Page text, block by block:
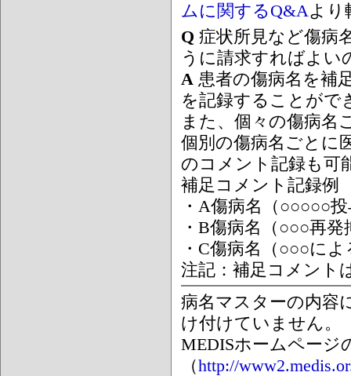
ムに関するQ&Aより
Q 症状所見など傷病
うに請求すればよい
A 患者の傷病名を補
を記録することがで
また、個々の傷病名
個別の傷病名ごとに
のコメント記録も可
補足コメント記録例
・A傷病名（○○○○○
・B傷病名（○○○再
・C傷病名（○○○に
注記：補足コメント
病名マスターの内容
け付けていません。
MEDISホームページ
（http://